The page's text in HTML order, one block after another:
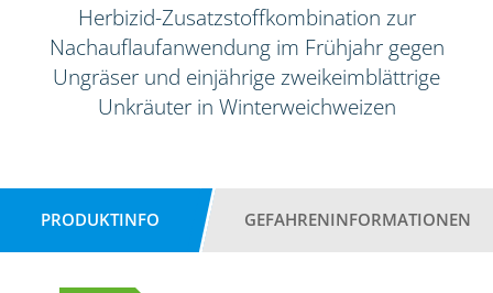
Herbizid-Zusatzstoffkombination zur
Nachauflaufanwendung im Frühjahr gegen
Ungräser und einjährige zweikeimblättrige
Unkräuter in Winterweichweizen
PRODUKTINFO GEFAHRENINFORMATIONEN